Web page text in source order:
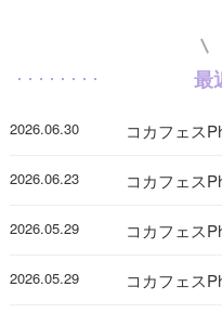
最
2026.06.30 コカフェス
2026.06.23 コカフェス
2026.05.29 コカフェス
2026.05.29 コカフェス